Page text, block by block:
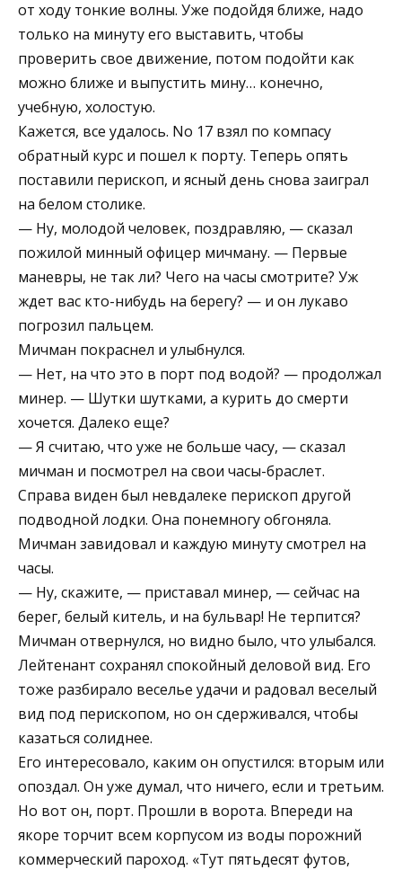
от ходу тонкие волны. Уже подойдя ближе, надо
только на минуту его выставить, чтобы
проверить свое движение, потом подойти как
можно ближе и выпустить мину… конечно,
учебную, холостую.
Кажется, все удалось. No 17 взял по компасу
обратный курс и пошел к порту. Теперь опять
поставили перископ, и ясный день снова заиграл
на белом столике.
— Ну, молодой человек, поздравляю, — сказал
пожилой минный офицер мичману. — Первые
маневры, не так ли? Чего на часы смотрите? Уж
ждет вас кто-нибудь на берегу? — и он лукаво
погрозил пальцем.
Мичман покраснел и улыбнулся.
— Нет, на что это в порт под водой? — продолжал
минер. — Шутки шутками, а курить до смерти
хочется. Далеко еще?
— Я считаю, что уже не больше часу, — сказал
мичман и посмотрел на свои часы-браслет.
Справа виден был невдалеке перископ другой
подводной лодки. Она понемногу обгоняла.
Мичман завидовал и каждую минуту смотрел на
часы.
— Ну, скажите, — приставал минер, — сейчас на
берег, белый китель, и на бульвар! Не терпится?
Мичман отвернулся, но видно было, что улыбался.
Лейтенант сохранял спокойный деловой вид. Его
тоже разбирало веселье удачи и радовал веселый
вид под перископом, но он сдерживался, чтобы
казаться солиднее.
Его интересовало, каким он опустился: вторым или
опоздал. Он уже думал, что ничего, если и третьим.
Но вот он, порт. Прошли в ворота. Впереди на
якоре торчит всем корпусом из воды порожний
коммерческий пароход. «Тут пятьдесят футов,